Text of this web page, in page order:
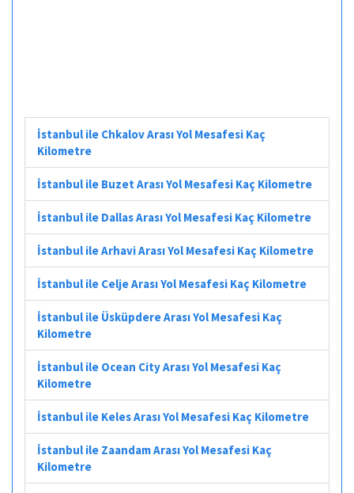
İstanbul ile Chkalov Arası Yol Mesafesi Kaç
Kilometre
İstanbul ile Buzet Arası Yol Mesafesi Kaç Kilometre
İstanbul ile Dallas Arası Yol Mesafesi Kaç Kilometre
İstanbul ile Arhavi Arası Yol Mesafesi Kaç Kilometre
İstanbul ile Celje Arası Yol Mesafesi Kaç Kilometre
İstanbul ile Üsküpdere Arası Yol Mesafesi Kaç
Kilometre
İstanbul ile Ocean City Arası Yol Mesafesi Kaç
Kilometre
İstanbul ile Keles Arası Yol Mesafesi Kaç Kilometre
İstanbul ile Zaandam Arası Yol Mesafesi Kaç
Kilometre